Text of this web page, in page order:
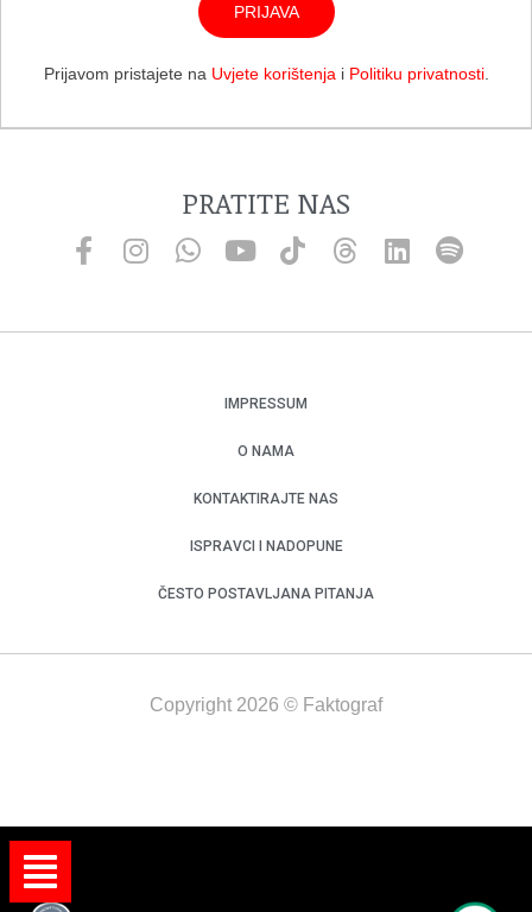
PRIJAVA
Prijavom pristajete na Uvjete korištenjai Politiku privatnosti.
PRATITE NAS
IMPRESSUM
O NAMA
KONTAKTIRAJTE NAS
ISPRAVCI I NADOPUNE
ČESTO POSTAVLJANA PITANJA
Copyright 2026 © Faktograf